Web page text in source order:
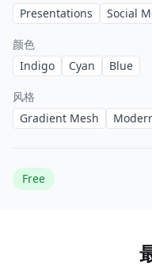
Presentations
Social
颜色
Indigo
Cyan Blue
风格
Gradient Mesh
Free